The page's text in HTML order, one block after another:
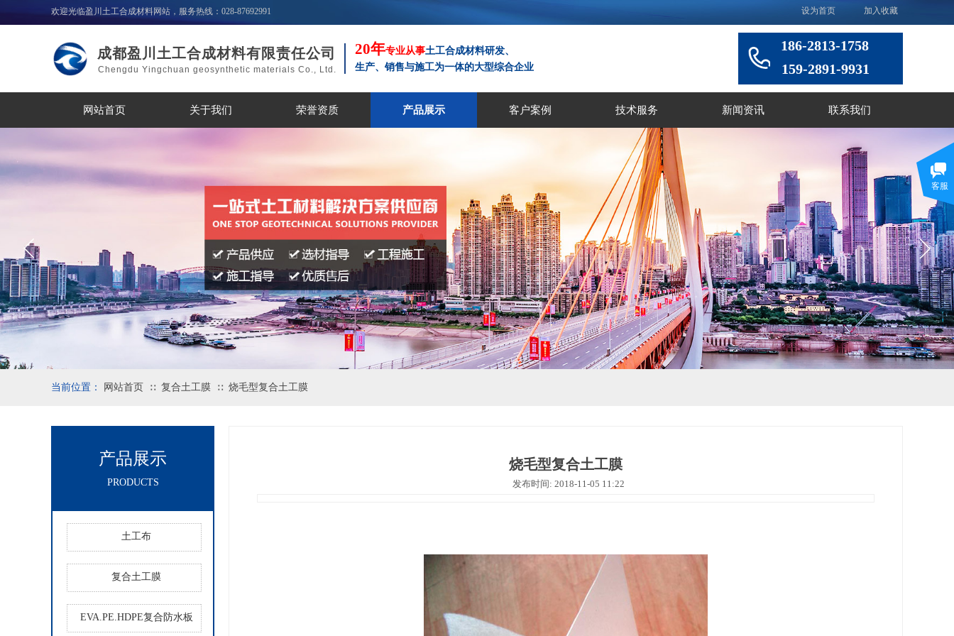
设为首页 加入收藏
欢迎光临盈川土工合成材料网站，服务热线：028-87692991
186-2813-1758
159-2891-9931
成都盈川土工合成材料有限责任公司
Chengdu Yingchuan geosynthetic materials Co., Ltd.
20年专业从事土工合成材料研发、
生产、 销售与施工为一体的大型综合企业
网站首页 关于我们 荣誉资质 产品展示 客户案例 技术服务 新闻资讯 联系我们
当前位置： 网站首页 ∷ 复合土工膜 ∷ 烧毛型复合土工膜
PRODUCTS
产品展示
土工布
复合土工膜
EVA.PE.HDPE复合防水板
烧毛型复合土工膜
发布时间: 2018-11-05 11:22
客服